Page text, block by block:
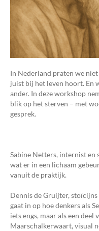
In Nederland praten we
juist bij het leven hoort. En
ander. In deze workshop
blik op het sterven – met
gesprek.
Sabine Netters, internist en
wat er in een lichaam
vanuit de praktijk.
Dennis de Gruijter,
gaat in op hoe denkers als
iets engs, maar als een deel
Maarschalkerwaart, visual